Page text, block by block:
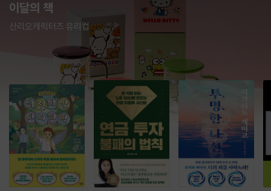
이달의 책
산리오캐릭터즈 유리컵